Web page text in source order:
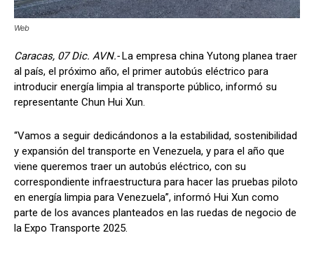
Web
Caracas, 07 Dic. AVN.-La empresa china Yutong planea traer
al país, el próximo año, el primer autobús eléctrico para
introducir energía limpia al transporte público, informó su
representante Chun Hui Xun.
“Vamos a seguir dedicándonos a la estabilidad, sostenibilidad
y expansión del transporte en Venezuela, y para el año que
viene queremos traer un autobús eléctrico, con su
correspondiente infraestructura para hacer las pruebas piloto
en energía limpia para Venezuela”, informó Hui Xun como
parte de los avances planteados en las ruedas de negocio de
la Expo Transporte 2025.